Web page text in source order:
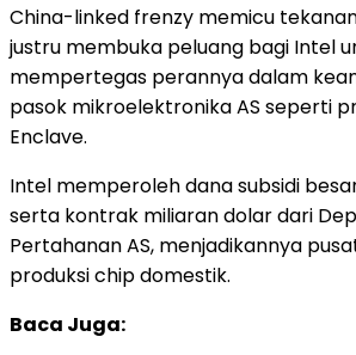
China-linked frenzy memicu
justru membuka peluang bagi Intel
mempertegas perannya dalam
pasok mikroelektronika AS seperti
Enclave.
Intel memperoleh dana subsidi
serta kontrak miliaran dolar dari
Pertahanan AS, menjadikannya
produksi chip domestik.
Baca Juga: